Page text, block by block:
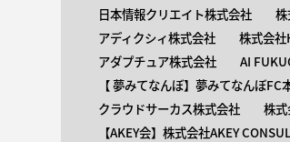
日本情報クリエイト株式会社
アディクシィ株式会社
株式会
アダプチュア株式会社
AI
【 ​夢みてなんぼ】夢みてなんぼFC
クラウドサーカス株式会社
株
【AKEY会】株式会社AKEY